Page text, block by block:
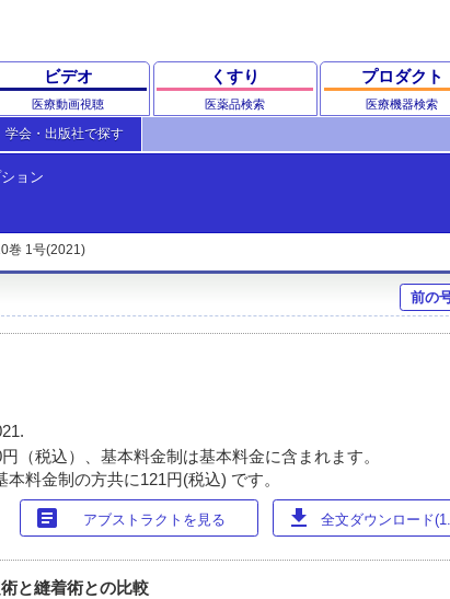
ビデオ
医療動画視聴
くすり
医薬品検索
プロダクト
医療機器検索
学会・出版社で探す
ョン
巻 1号(2021)
前の
（税込）、基本料金制は基本料金に含まれます。
料金制の方共に121円(税込) です。
article アブストラクトを見る download 全文ダウンロード
と縫着術との比較